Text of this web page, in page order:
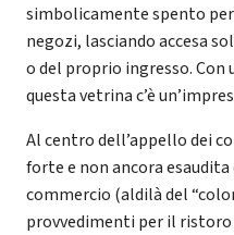
simbolicamente spento
negozi, lasciando accesa
o del proprio ingresso.
questa vetrina c’è
Al centro dell’appello dei
forte e non ancora
commercio (aldilà del
provvedimenti per il ristoro